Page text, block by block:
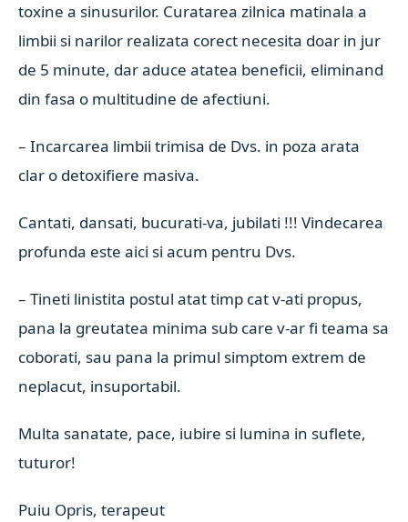
toxine a sinusurilor. Curatarea zilnica matinala a
limbii si narilor realizata corect necesita doar in jur
de 5 minute, dar aduce atatea beneficii, eliminand
din fasa o multitudine de afectiuni.
– Incarcarea limbii trimisa de Dvs. in poza arata
clar o detoxifiere masiva.
Cantati, dansati, bucurati-va, jubilati !!! Vindecarea
profunda este aici si acum pentru Dvs.
– Tineti linistita postul atat timp cat v-ati propus,
pana la greutatea minima sub care v-ar fi teama sa
coborati, sau pana la primul simptom extrem de
neplacut, insuportabil.
Multa sanatate, pace, iubire si lumina in suflete,
tuturor!
Puiu Opris, terapeut